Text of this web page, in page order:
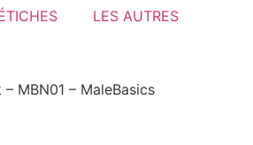
LES AUTRES
MBN01 – MaleBasics